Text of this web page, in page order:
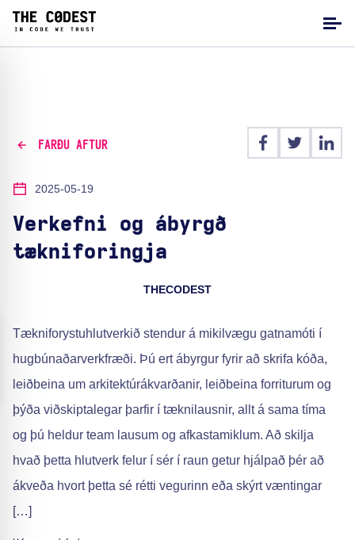
FARÐU AFTUR
2025-05-19
Verkefni og ábyrgð
tækniforingja
THECODEST
Tækniforystuhlutverkið stendur á mikilvægu gatnamóti í
hugbúnaðarverkfræði. Þú ert ábyrgur fyrir að skrifa kóða,
leiðbeina um arkitektúrákvarðanir, leiðbeina forriturum og
þýða viðskiptalegar þarfir í tæknilausnir, allt á sama tíma
og þú heldur team lausum og afkastamiklum. Að skilja
hvað þetta hlutverk felur í sér í raun getur hjálpað þér að
ákveða hvort þetta sé rétti vegurinn eða skýrt væntingar
[…]